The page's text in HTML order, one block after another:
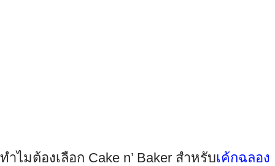
ทำไมต้องเลือก Cake n’ Baker สำหรับเค้กฉลอง